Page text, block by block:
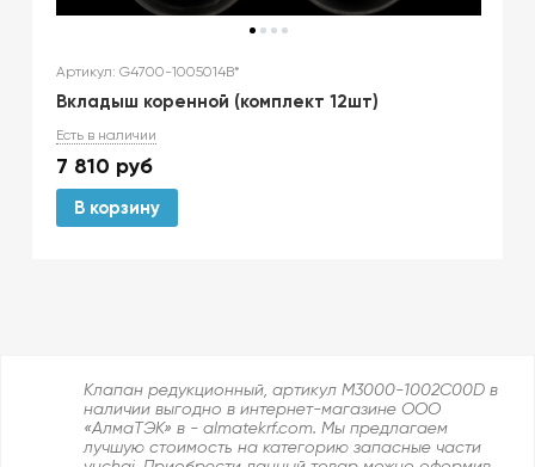
Артикул: G4700-1005014B*
Вкладыш коренной (комплект 12шт)
Есть в наличии
7 810 руб
В корзину
Клапан редукционный, артикул M3000-1002C00D в
наличии выгодно в интернет-магазине ООО
«АлмаТЭК» в - almatekrf.com. Мы предлагаем
лучшую стоимость на категорию запасные части